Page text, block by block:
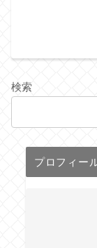
検索
プロフィー